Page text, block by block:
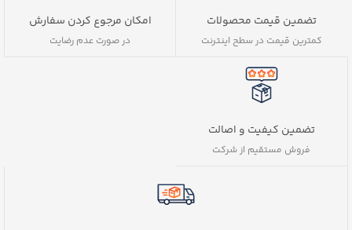
تضمین قیمت محصولات
کمترین قیمت در سطح اینترنت
امکان مرجوع کردن سفارش
در صورت عدم رضایت
تضمین کیفیت و اصالت
فروش مستقیم از شرکت